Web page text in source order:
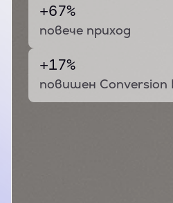
+67%
повече приход
+17%
повишен Conversion